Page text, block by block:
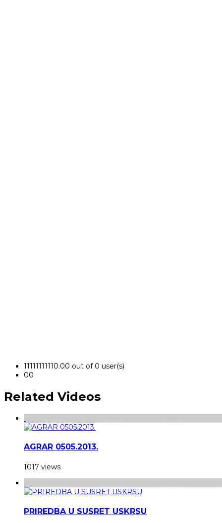
11111111110.00 out of 0 user(s)
00
Related Videos
AGRAR 0505.2013.
1017 views
PRIREDBA U SUSRET USKRSU